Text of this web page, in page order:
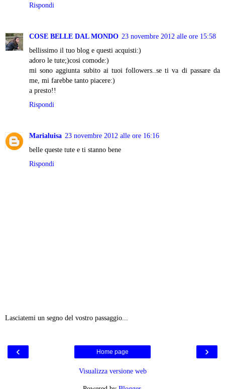
Rispondi
COSE BELLE DAL MONDO 23 novembre 2012 alle ore 15:58
bellissimo il tuo blog e questi acquisti:)
adoro le tute;)cosi comode:)
mi sono aggiunta subito ai tuoi followers..se ti va di passare da
me, mi farebbe tanto piacere:)
a presto!!
Rispondi
Marialuisa 23 novembre 2012 alle ore 16:16
belle queste tute e ti stanno bene
Rispondi
Lasciatemi un segno del vostro passaggio...
‹ ›
Home page
Visualizza versione web